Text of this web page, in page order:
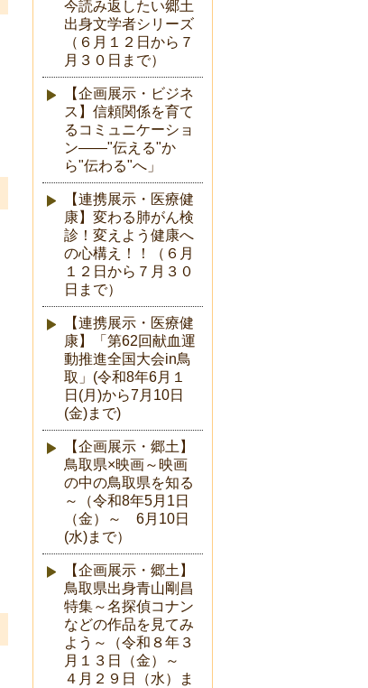
今読み返したい郷土
出身文学者シリーズ
（６月１２日から７
月３０日まで）
【企画展示・ビジネ
ス】信頼関係を育て
るコミュニケーショ
ン――"伝える"か
ら"伝わる"へ」
【連携展示・医療健
康】変わる肺がん検
診！変えよう健康へ
の心構え！！（６月
１２日から７月３０
日まで）
【連携展示・医療健
康】「第62回献血運
動推進全国大会in鳥
取」(令和8年6月１
日(月)から7月10日
(金)まで)
【企画展示・郷土】
鳥取県×映画～映画
の中の鳥取県を知る
～（令和8年5月1日
（金）～ 6月10日
(水)まで）
【企画展示・郷土】
鳥取県出身青山剛昌
特集～名探偵コナン
などの作品を見てみ
よう～（令和８年３
月１３日（金）～
４月２９日（水）ま